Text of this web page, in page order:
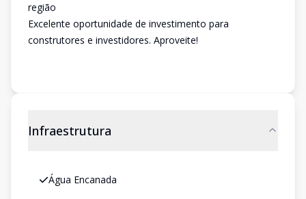
região
Excelente oportunidade de investimento para
construtores e investidores. Aproveite!
Infraestrutura
Água Encanada